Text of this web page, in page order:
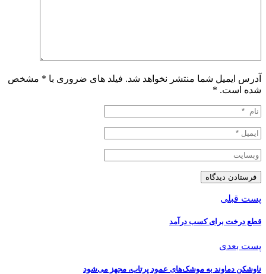
آدرس ایمیل شما منتشر نخواهد شد. فیلد های ضروری با * مشخص
شده است. *
پست قبلی
قطع درخت برای کسب درآمد
پست بعدی
ناوشکن دماوند به موشک‌های عمود پرتاب، مجهز می‌شود